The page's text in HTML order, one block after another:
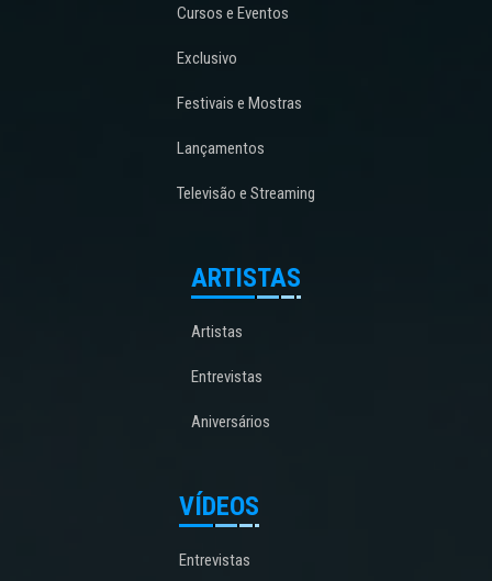
Cursos e Eventos
Exclusivo
Festivais e Mostras
Lançamentos
Televisão e Streaming
ARTISTAS
Artistas
Entrevistas
Aniversários
VÍDEOS
Entrevistas